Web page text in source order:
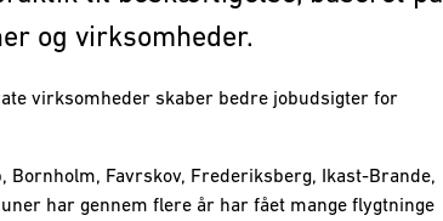
og virksomheder.
virksomheder skaber bedre jobudsigter for
Favrskov, Frederiksberg, Ikast-Brande,
har gennem flere år har fået mange flygtninge